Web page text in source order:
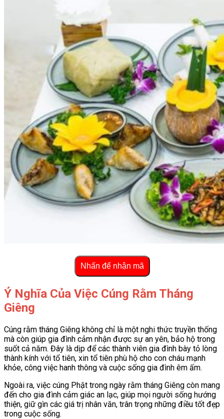
Nhấn để nhận mã
Ý Nghĩa Của Việc Cúng Rằm Tháng
Giêng
Cúng rằm tháng Giêng không chỉ là một nghi thức truyền thống
mà còn giúp gia đình cảm nhận được sự an yên, bảo hộ trong
suốt cả năm. Đây là dịp để các thành viên gia đình bày tỏ lòng
thành kính với tổ tiên, xin tổ tiên phù hộ cho con cháu mạnh
khỏe, công việc hanh thông và cuộc sống gia đình êm ấm.
Ngoài ra, việc cúng Phật trong ngày rằm tháng Giêng còn mang
đến cho gia đình cảm giác an lạc, giúp mọi người sống hướng
thiện, giữ gìn các giá trị nhân văn, trân trọng những điều tốt đẹp
trong cuộc sống.